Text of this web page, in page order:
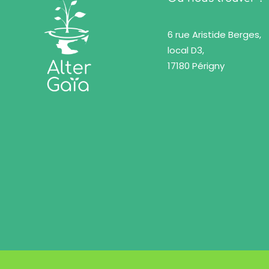
6 rue Aristide Berges,
local D3,
17180 Périgny